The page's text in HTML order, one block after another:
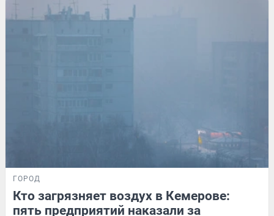
ГОРОД
Кто загрязняет воздух в Кемерове:
пять предприятий наказали за